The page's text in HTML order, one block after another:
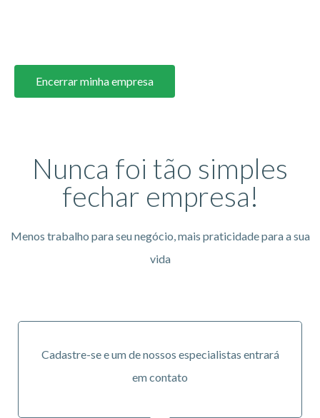
Encerrar minha empresa
Nunca foi tão simples
fechar empresa!​
Menos trabalho para seu negócio, mais praticidade para a sua
vida
Cadastre-se e um de nossos especialistas entrará
em contato